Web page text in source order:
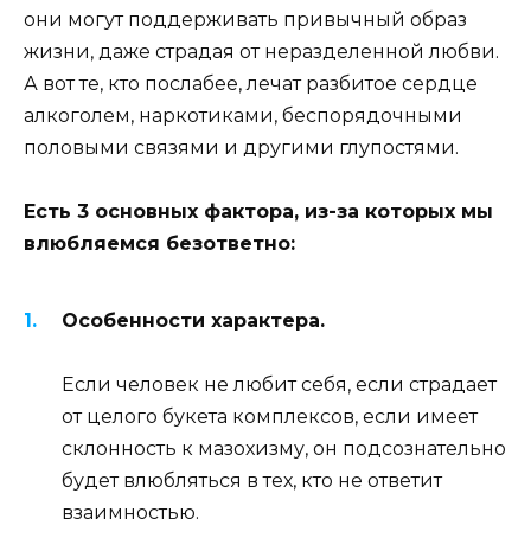
они могут поддерживать привычный образ
жизни, даже страдая от неразделенной любви.
А вот те, кто послабее, лечат разбитое сердце
алкоголем, наркотиками, беспорядочными
половыми связями и другими глупостями.
Есть 3 основных фактора, из-за которых мы
влюбляемся безответно:
Особенности характера.
Если человек не любит себя, если страдает
от целого букета комплексов, если имеет
склонность к мазохизму, он подсознательно
будет влюбляться в тех, кто не ответит
взаимностью.